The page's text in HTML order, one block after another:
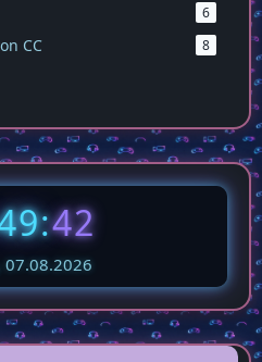
6
CC 8
43
07.08.2026